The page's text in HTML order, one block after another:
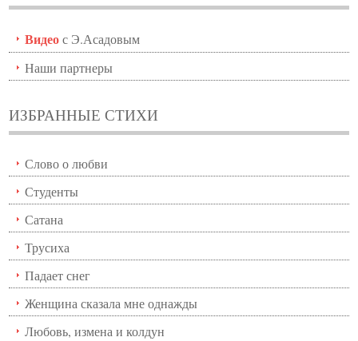
Видеос Э.Асадовым
Наши партнеры
ИЗБРАННЫЕ СТИХИ
Слово о любви
Студенты
Сатана
Трусиха
Падает снег
Женщина сказала мне однажды
Любовь, измена и колдун